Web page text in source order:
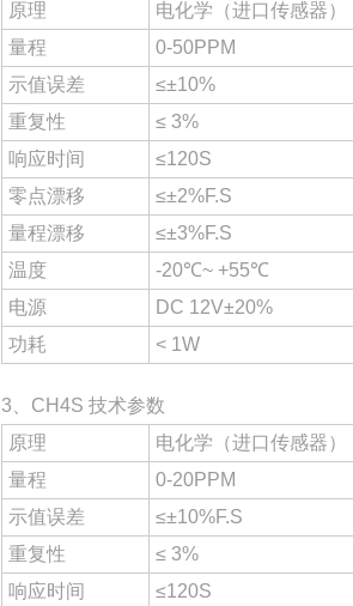
原理
电化学（进口传感器）
量程
0-50PPM
示值误差
≤±10%
重复性
≤ 3%
响应时间
≤120S
零点漂移
≤±2%F.S
量程漂移
≤±3%F.S
温度
-20℃~ +55℃
电源
DC 12V±20%
功耗
< 1W
3、CH4S 技术参数
原理
电化学（进口传感器）
量程
0-20PPM
示值误差
≤±10%F.S
重复性
≤ 3%
响应时间
≤120S